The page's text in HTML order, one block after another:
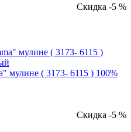
Скидка -5 %
мулине ( 3173- 6115 ) 100%
Скидка -5 %